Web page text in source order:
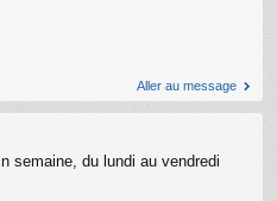
Aller au message
semaine, du lundi au vendredi